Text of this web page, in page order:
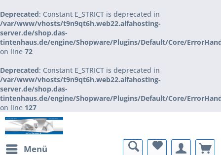
Deprecated: Constant E_STRICT is deprecated in
/var/www/vhosts/t9n9qt6h.web22.alfahosting-
server.de/shop.das-
tintenhaus.de/engine/Shopware/Plugins/Default/Core/
on line 72
Deprecated: Constant E_STRICT is deprecated in
/var/www/vhosts/t9n9qt6h.web22.alfahosting-
server.de/shop.das-
tintenhaus.de/engine/Shopware/Plugins/Default/Core/
on line 127
Menü